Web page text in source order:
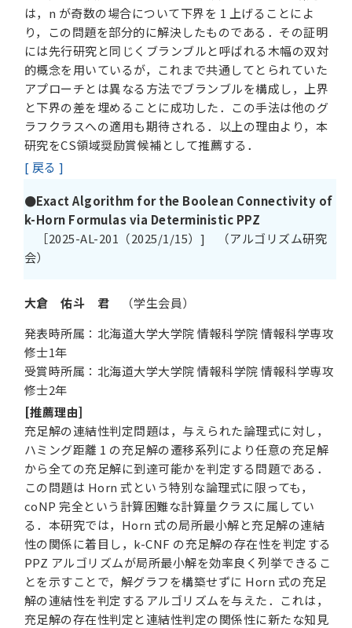
は，n が奇数の場合について下界を 1 上げることによ
り，この問題を部分的に解決したものである．その証明
には先行研究と同じくブランブルと呼ばれる木幅の双対
的概念を用いているが，これまで共通してとられていた
アプローチとは異なる方法でブランブルを構成し，上界
と下界の差を埋めることに成功した．この手法は他のグ
ラフクラスへの適用も期待される．以上の理由より，本
研究をCS領域奨励賞候補として推薦する．
[ 戻る ]
●Exact Algorithm for the Boolean Connectivity of
k-Horn Formulas via Deterministic PPZ
［2025-AL-201（2025/1/15）] （アルゴリズム研究
会）
大倉 佑斗 君 （学生会員）
発表時所属：北海道大学大学院 情報科学院 情報科学専攻
修士1年
受賞時所属：北海道大学大学院 情報科学院 情報科学専攻
修士2年
[推薦理由]
充足解の連結性判定問題は，与えられた論理式に対し，
ハミング距離 1 の充足解の遷移系列により任意の充足解
から全ての充足解に到達可能かを判定する問題である．
この問題は Horn 式という特別な論理式に限っても，
coNP 完全という計算困難な計算量クラスに属してい
る．本研究では，Horn 式の局所最小解と充足解の連結
性の関係に着目し，k-CNF の充足解の存在性を判定する
PPZ アルゴリズムが局所最小解を効率良く列挙できるこ
とを示すことで，解グラフを構築せずに Horn 式の充足
解の連結性を判定するアルゴリズムを与えた．これは，
充足解の存在性判定と連結性判定の関係性に新たな知見